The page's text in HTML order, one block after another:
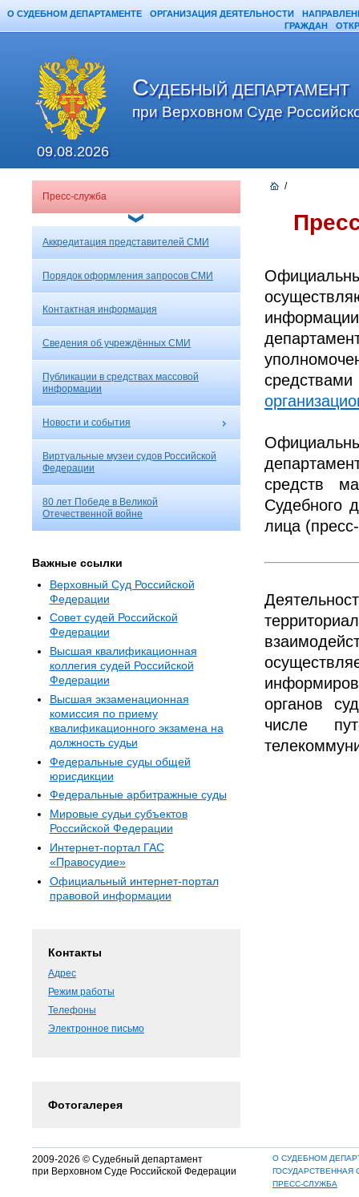
О СУДЕБНОМ ДЕПАРТАМЕНТЕ ОРГАНИЗАЦИЯ ДЕЯТЕЛЬНОСТИ
ГРАЖДАН
/
средств
Судебного
лица
органов
числе
Пресс-служба
Аккредитация представителей СМИ
Порядок оформления запросов СМИ
Контактная информация
Сведения об учреждённых СМИ
Публикации в средствах массовой
информации
Новости и события
Виртуальные музеи судов Российской
Федерации
80 лет Победе в Великой
Отечественной войне
Важные ссылки
Верховный Суд Российской
Федерации
Совет судей Российской
Федерации
Высшая квалификационная
коллегия судей Российской
Федерации
Высшая экзаменационная
комиссия по приему
квалификационного экзамена на
должность судьи
Федеральные суды общей
юрисдикции
Федеральные арбитражные суды
Мировые судьи субъектов
Российской Федерации
Интернет-портал ГАС
«Правосудие»
Официальный интернет-портал
правовой информации
Контакты
Адрес
Режим работы
Телефоны
Электронное письмо
Фотогалерея
СУДЕБНЫЙ ДЕПАРТАМЕНТ
при Верховном Суде
09.08.2026
2009-2026 © Судебный департамент
при Верховном Суде Российской Федерации
О СУДЕБНОМ
ГОСУДАРСТВЕННАЯ
ПРЕСС-СЛУЖБА